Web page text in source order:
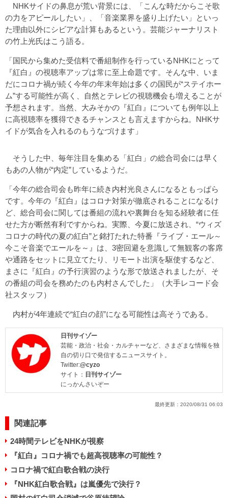
NHKサイドの鼻息が荒い背景には、「こんな時だからこそ歌
の力をアピールしたい」、「音楽業界を盛り上げたい」といっ
た理由以外にシビアな計算もあるという。芸能ジャーナリスト
の竹上光氏はこう語る。
「国民から集めた受信料で番組制作を行っているNHKにとって
『紅白』の視聴率アップは常に至上命題です。そんな中、いま
だにコロナ禍が続く今年の年末年始は多くの国民が“ステイホー
ム”する可能性が高く、自然とテレビの視聴機会も増えることが
予想されます。当然、大みそかの『紅白』についても例年以上
に高視聴率を獲得できるチャンスとも言えますからね。NHKサ
イドが気合を入れるのもうなづけます」
そうした中、毎年注目を集める「紅白」の総合司会には早く
もあの人物が“内定”しているようだ。
「今年の総合司会も昨年に続き内村光良さんになるともっぱら
です。今年の『紅白』はコロナ対策が徹底されることになるけ
ど、総合司会に関しては番組の流れや裏舞台を知る経験者に任
せた方が断然有利ですからね。実際、今夏に放送され、“ウィズ
コロナの時代の夏の紅白”と銘打たれた特番『ライブ・エール～
今こそ音楽でエールを～』は、3密回避を意識して無観客の客席
や通路をセットに見立てたり、リモート出演を駆使するなど、
まさに『紅白』の予行演習のような形で放送されましたが、そ
の番組の司会を務めたのも内村さんでした」（大手レコード会
社スタッフ）
内村が4年連続で“紅白の顔”になる可能性は高そうである。
日刊サイゾー
芸能・政治・社会・カルチャーなど、さまざまな情報を独
自の切り口で発信するニュースサイト。
Twitter:@cyzo
サイト： 日刊サイゾー
にっかんさいぞー
最終更新： 2020/08/31 06:03
関連記事
24時間テレビをNHKが視察
『紅白』コロナ禍でも超高視聴率の可能性？
コロナ禍で紅白歌合戦の決行
『NHK紅白歌合戦』は嵐優先で決行？